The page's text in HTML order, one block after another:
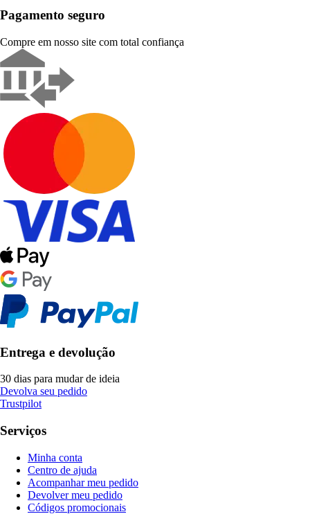
Pagamento seguro
Compre em nosso site com total confiança
Entrega e devolução
30 dias para mudar de ideia
Devolva seu pedido
Trustpilot
Serviços
Minha conta
Centro de ajuda
Acompanhar meu pedido
Devolver meu pedido
Códigos promocionais